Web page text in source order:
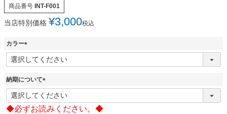
商品番号 INT-F001
当店特別価格 ¥3,000税込
カラー
(
必
納期について
(
必
須
◆必ずお読みください。◆